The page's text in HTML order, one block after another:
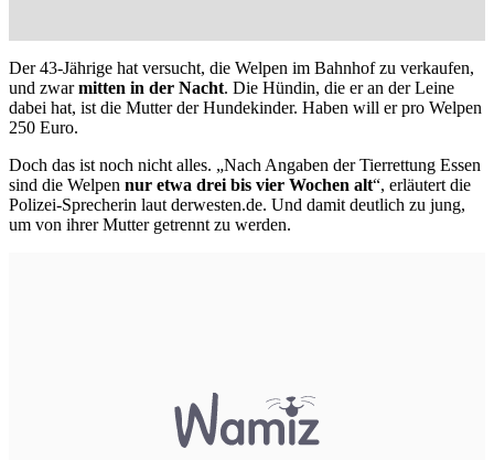
Der 43-Jährige hat versucht, die Welpen im Bahnhof zu verkaufen,
und zwarmitten in der Nacht. Die Hündin, die er an der Leine
dabei hat, ist die Mutter der Hundekinder. Haben will er pro Welpen
250 Euro.
Doch das ist noch nicht alles. „Nach Angaben der Tierrettung Essen
sind die Welpen nur etwa drei bis vier Wochen alt“, erläutert die
Polizei-Sprecherin laut derwesten.de. Und damit deutlich zu jung,
um von ihrer Mutter getrennt zu werden.